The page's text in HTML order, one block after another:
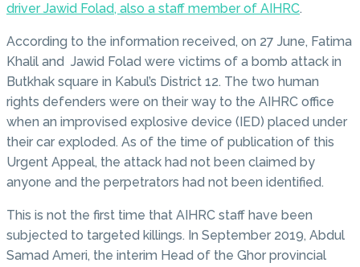
driver Jawid Folad, also a staff member of AIHRC.
According to the information received, on 27 June, Fatima
Khalil and Jawid Folad were victims of a bomb attack in
Butkhak square in Kabul’s District 12. The two human
rights defenders were on their way to the AIHRC office
when an improvised explosive device (IED) placed under
their car exploded. As of the time of publication of this
Urgent Appeal, the attack had not been claimed by
anyone and the perpetrators had not been identified.
This is not the first time that AIHRC staff have been
subjected to targeted killings. In September 2019, Abdul
Samad Ameri, the interim Head of the Ghor provincial